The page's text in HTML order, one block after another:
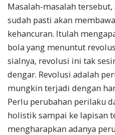
Masalah-masalah
sudah pasti akan
kehancuran. Itulah
bola yang menuntut
sialnya, revolusi ini tak
dengar. Revolusi adalah
mungkin terjadi dengan
Perlu perubahan perilaku
holistik sampai ke lapisan
mengharapkan adanya